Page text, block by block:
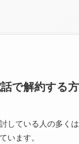
で解約する
している人の多く
います。